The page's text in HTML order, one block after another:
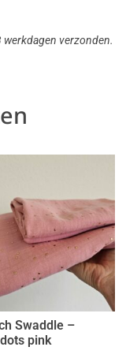
verzonden.
Swaddle –
pink